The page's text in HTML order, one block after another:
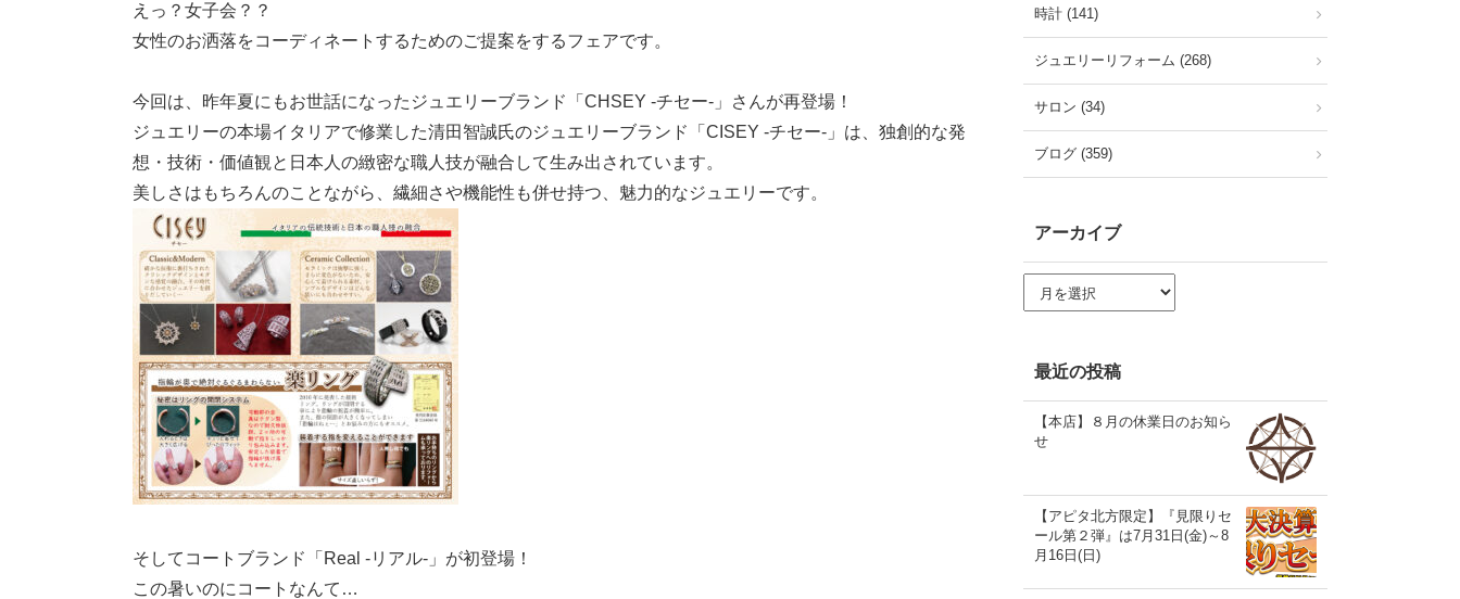
えっ？女子会？？
女性のお洒落をコーディネートするためのご提案をするフェアです。
今回は、昨年夏にもお世話になったジュエリーブランド「CHSEY -チセー-」さんが再登場！
ジュエリーの本場イタリアで修業した清田智誠氏のジュエリーブランド「CISEY -チセー-」は、独創的な発
想・技術・価値観と日本人の緻密な職人技が融合して生み出されています。
美しさはもちろんのことながら、繊細さや機能性も併せ持つ、魅力的なジュエリーです。
そしてコートブランド「Real -リアル-」が初登場！
この暑いのにコートなんて…
時計 (141)
ジュエリーリフォーム (268)
サロン (34)
ブログ (359)
アーカイブ
ー
ブ
最近の投稿
【本店】８月の休業日のお知ら
せ
【アピタ北方限定】『見限りセ
ール第２弾』は7月31日(金)～8
月16日(日)